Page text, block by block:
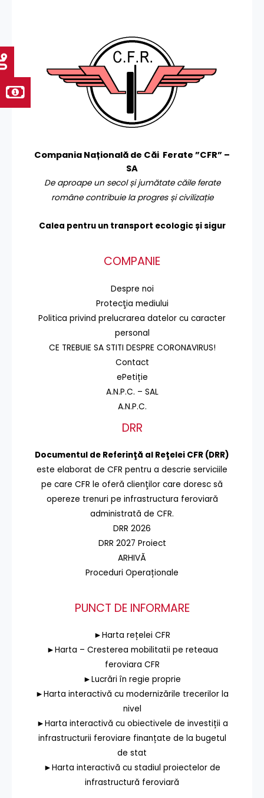
Compania Națională de Căi Ferate ”CFR” –
SA
De aproape un secol și jumătate căile ferate
române contribuie la progres și civilizație
Calea pentru un transport ecologic și sigur
COMPANIE
Despre noi
Protecţia mediului
Politica privind prelucrarea datelor cu caracter
personal
CE TREBUIE SA STITI DESPRE CORONAVIRUS!
Contact
ePetiție
A.N.P.C. – SAL
A.N.P.C.
DRR
Documentul de Referinţă al Reţelei CFR (DRR)
este elaborat de CFR pentru a descrie serviciile
pe care CFR le oferă clienţilor care doresc să
opereze trenuri pe infrastructura feroviară
administrată de CFR.
DRR 2026
DRR 2027 Proiect
ARHIVĂ
Proceduri Operaționale
PUNCT DE INFORMARE
►Harta rețelei CFR
►Harta – Cresterea mobilitatii pe reteaua
feroviara CFR
►Lucrări în regie proprie
►Harta interactivă cu modernizările trecerilor la
nivel
►Harta interactivă cu obiectivele de investiții a
infrastructurii feroviare finanțate de la bugetul
de stat
►Harta interactivă cu stadiul proiectelor de
infrastructură feroviară